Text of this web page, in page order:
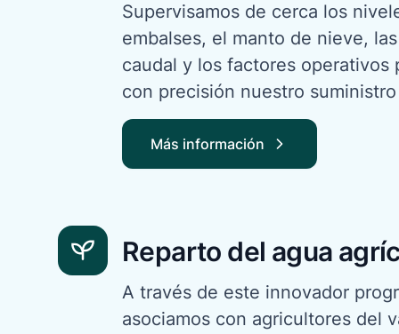
Supervisamos de cerca los
embalses, el manto de nieve,
caudal y los factores operativos
con precisión nuestro
Más información
Reparto del agua
A través de este innovador
asociamos con agricultores del